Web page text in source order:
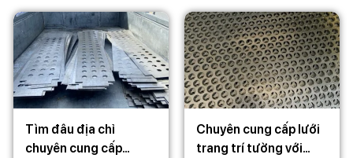
theo kiểu dập lỗ hình tròn,
hình vuông, hình chữ nhật,
oval… Sản phẩm có nhiều
mới trong thiết kế không
gian và sản xuất đồ nội
thất. Trong số nhiều vật liệu
mới được sử dụng, các sản
phẩm lưới sắt
Tìm đâu địa chỉ
chuyên cung cấp
Chuyên cung cấp lưới
trang trí tường với